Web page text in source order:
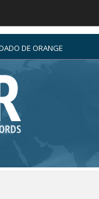
DE ORANGE